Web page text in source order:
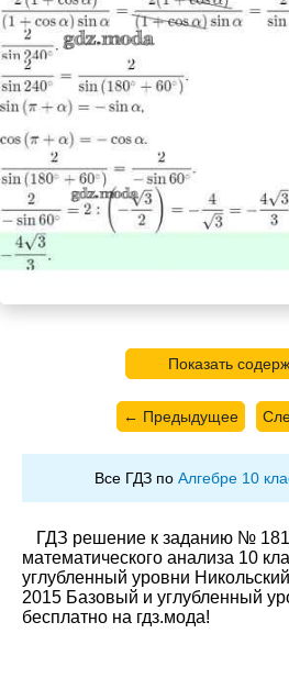
Показать
← Предыдущее
Все ГДЗ по Алгебре 10
ГДЗ решение к заданию №
математического анализа 10
углубленный уровни
2015 Базовый и углубленный
бесплатно на гдз.мода!